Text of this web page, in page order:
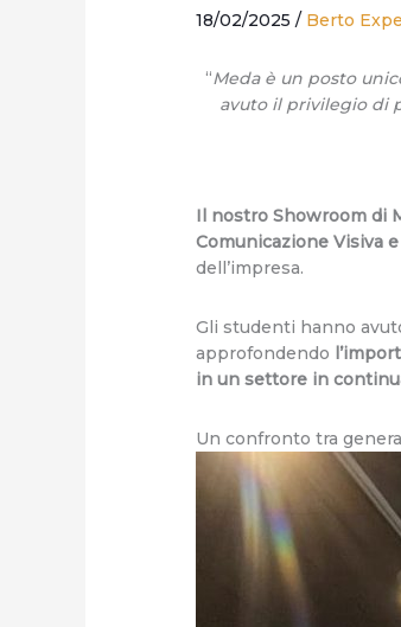
18/02/2025/ Berto
“Meda è un posto
avuto il privilegio di
Il nostro Showroom di
Comunicazione Visiva
dell’impresa.
Gli studenti hanno
approfondendo
in un settore in
Un confronto tra